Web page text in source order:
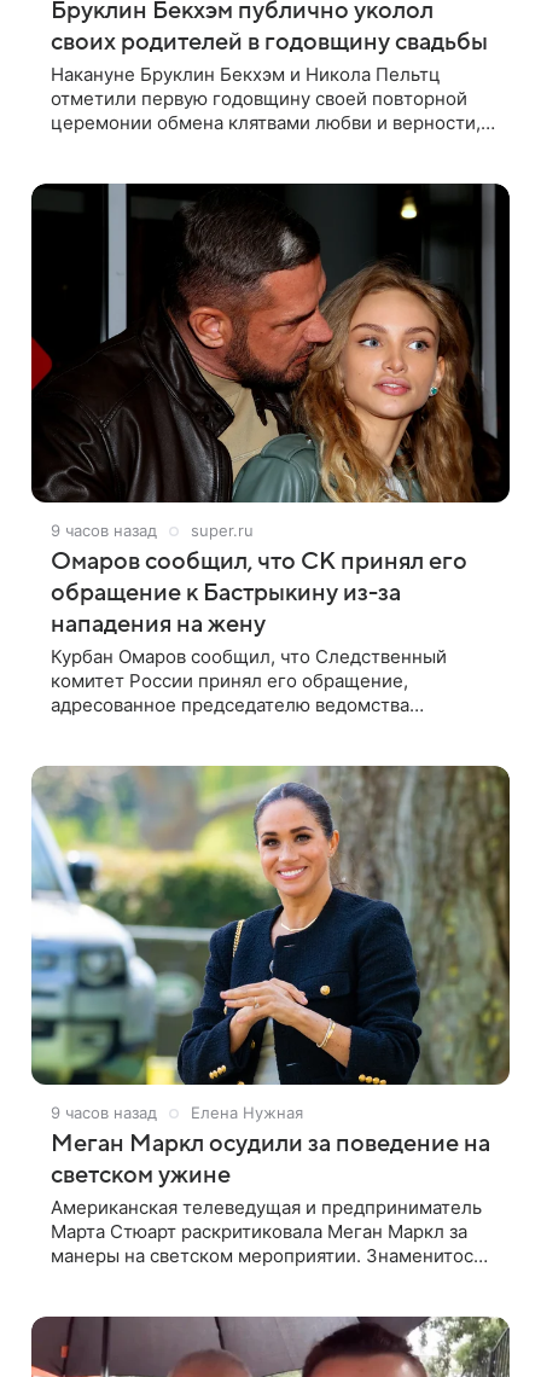
Бруклин Бекхэм публично уколол
своих родителей в годовщину свадьбы
Накануне Бруклин Бекхэм и Никола Пельтц
отметили первую годовщину своей повторной
церемонии обмена клятвами любви и верности,
9 часов назад super.ru
Омаров сообщил, что СК принял его
обращение к Бастрыкину из-за
нападения на жену
Курбан Омаров сообщил, что Следственный
комитет России принял его обращение,
адресованное председателю ведомства
блоге. В
9 часов назад Елена Нужная
Меган Маркл осудили за поведение на
светском ужине
Американская телеведущая и предприниматель
Марта Стюарт раскритиковала Меган Маркл за
манеры на светском мероприятии. Знаменитость